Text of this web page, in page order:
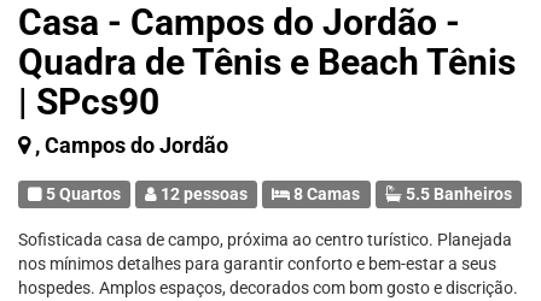
Casa - Campos do Jordão -
Quadra de Tênis e Beach Tênis
| SPcs90
, Campos do Jordão
5 Quartos 12 pessoas 8 Camas 5.5 Banheiros
Sofisticada casa de campo, próxima ao centro turístico. Planejada
nos mínimos detalhes para garantir conforto e bem-estar a seus
hospedes. Amplos espaços, decorados com bom gosto e discrição.